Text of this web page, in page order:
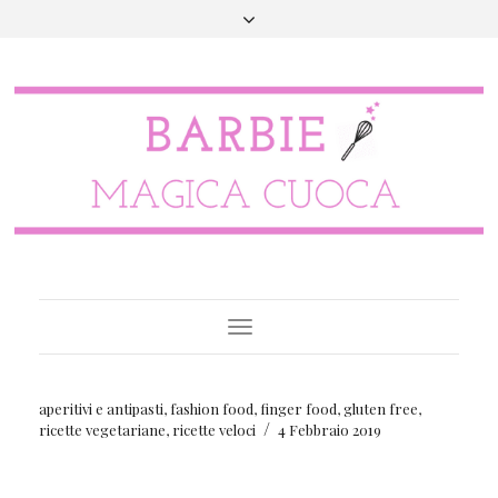
Toggle
Navigation
aperitivi e antipasti, fashion food, finger food,gluten free,
ricette vegetariane, ricette veloci / 4 Febbraio 2019